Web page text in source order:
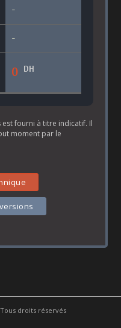
-
-
0 DH
est fourni à titre indicatif. Il
moment par le
droits réservés